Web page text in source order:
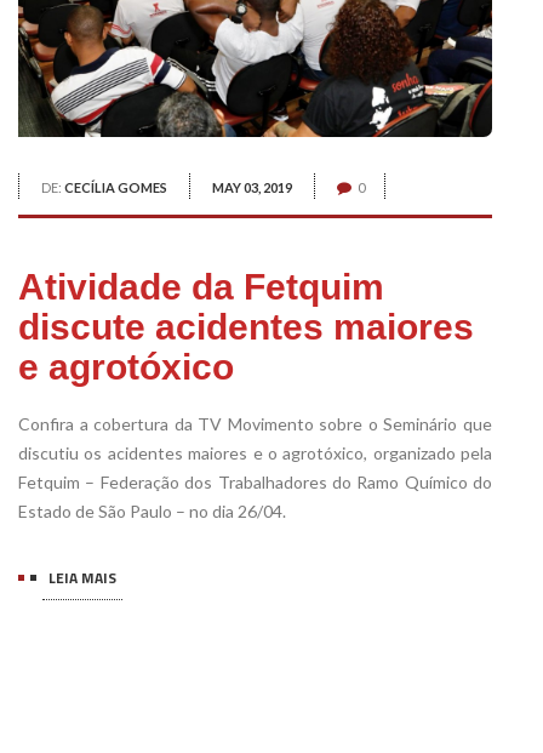
DE: CECÍLIA GOMES MAY 03, 2019 0
Atividade da Fetquim
discute acidentes maiores
e agrotóxico
Confira a cobertura da TV Movimento sobre o Seminário que
discutiu os acidentes maiores e o agrotóxico, organizado pela
Fetquim – Federação dos Trabalhadores do Ramo Químico do
Estado de São Paulo – no dia 26/04.
LEIA MAIS